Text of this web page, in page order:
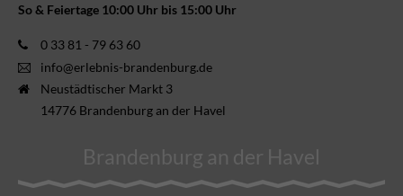
So & Feiertage 10:00 Uhr bis 15:00 Uhr
0 33 81 - 79 63 60
info@erlebnis-brandenburg.de
Neustädtischer Markt 3
14776 Brandenburg an der Havel
Brandenburg an der Havel